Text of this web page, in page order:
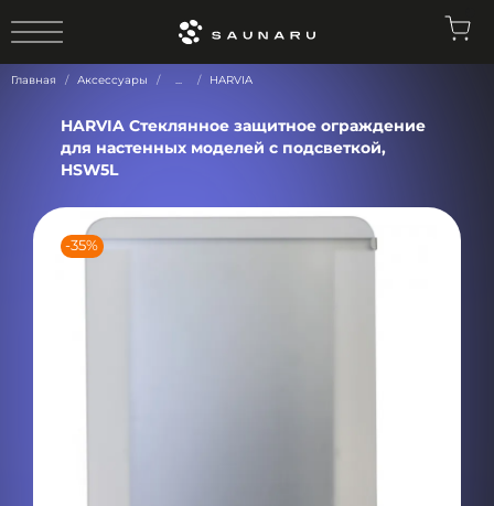
Главная Аксессуары ... HARVIA
-35%
HARVIA Стеклянное защитное ограждение
для настенных моделей с подсветкой,
HSW5L